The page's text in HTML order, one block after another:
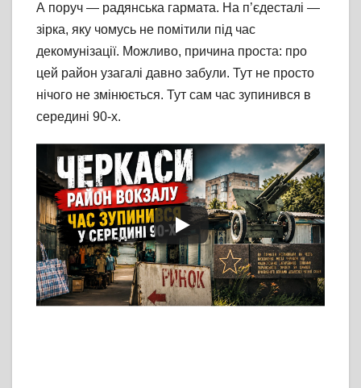
А поруч — радянська гармата. На п’єдесталі —
зірка, яку чомусь не помітили під час
декомунізації. Можливо, причина проста: про
цей район узагалі давно забули. Тут не просто
нічого не змінюється. Тут сам час зупинився в
середині 90-х.